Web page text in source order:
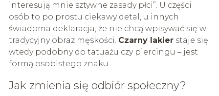
interesują mnie sztywne zasady płci”. U części
osób to po prostu ciekawy detal, u innych
świadoma deklaracja, że nie chcą wpisywać się w
tradycyjny obraz męskości. Czarny lakierstaje się
wtedy podobny do tatuażu czy piercingu – jest
formą osobistego znaku.
Jak zmienia się odbiór społeczny?